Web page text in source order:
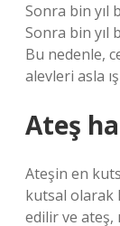
Sonra bin yıl
Sonra bin yıl
Bu nedenle,
alevleri asla
Ateş
Ateşin en
kutsal olarak
edilir ve ateş,